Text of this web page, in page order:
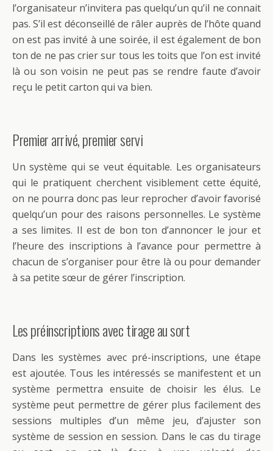
l’organisateur n’invitera pas quelqu’un qu’il ne connait
pas. S’il est déconseillé de râler auprès de l’hôte quand
on est pas invité à une soirée, il est également de bon
ton de ne pas crier sur tous les toits que l’on est invité
là ou son voisin ne peut pas se rendre faute d’avoir
reçu le petit carton qui va bien.
Premier arrivé, premier servi
Un système qui se veut équitable. Les organisateurs
qui le pratiquent cherchent visiblement cette équité,
on ne pourra donc pas leur reprocher d’avoir favorisé
quelqu’un pour des raisons personnelles. Le système
a ses limites. Il est de bon ton d’annoncer le jour et
l’heure des inscriptions à l’avance pour permettre à
chacun de s’organiser pour être là ou pour demander
à sa petite sœur de gérer l’inscription.
Les préinscriptions avec tirage au sort
Dans les systèmes avec pré-inscriptions, une étape
est ajoutée. Tous les intéressés se manifestent et un
système permettra ensuite de choisir les élus. Le
système peut permettre de gérer plus facilement des
sessions multiples d’un même jeu, d’ajuster son
système de session en session. Dans le cas du tirage